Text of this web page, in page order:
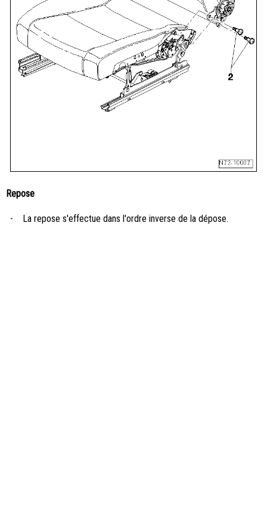
Repose
- La repose s'effectue dans l'ordre inverse de la dépose.